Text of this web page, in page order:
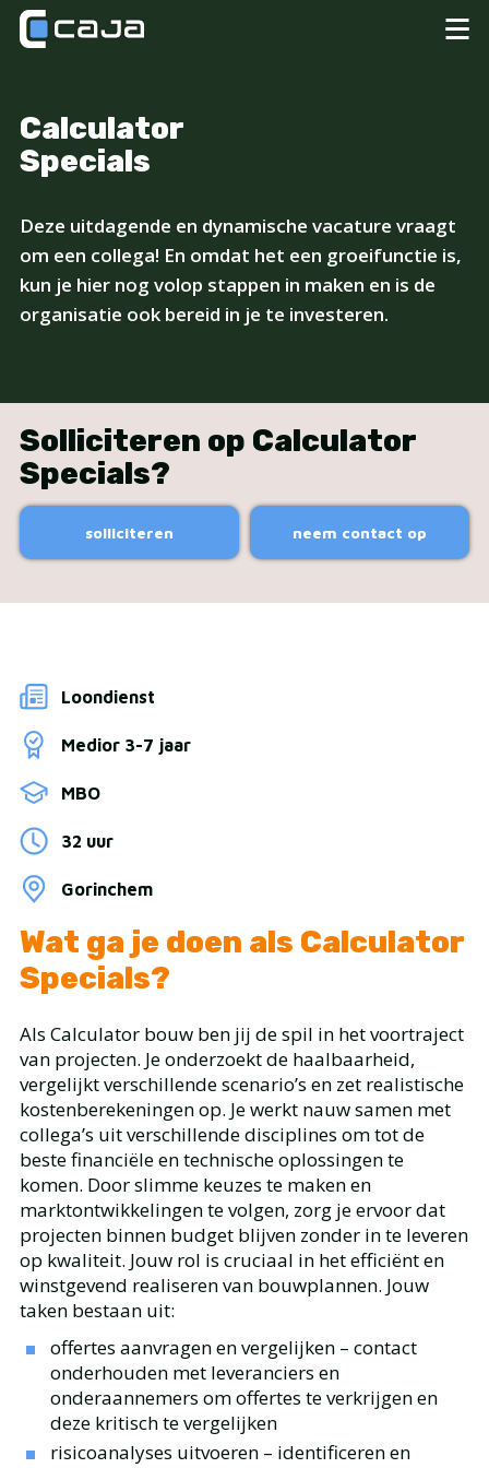
Calculator
Specials
Deze uitdagende en dynamische vacature vraagt
om een collega! En omdat het een groeifunctie is,
kun je hier nog volop stappen in maken en is de
organisatie ook bereid in je te investeren.
Solliciteren op Calculator
Specials?
solliciteren neem contact op
Wat ga je doen als Calculator
Specials?
Als Calculator bouw ben jij de spil in het voortraject
van projecten. Je onderzoekt de haalbaarheid,
vergelijkt verschillende scenario’s en zet realistische
kostenberekeningen op. Je werkt nauw samen met
collega’s uit verschillende disciplines om tot de
beste financiële en technische oplossingen te
komen. Door slimme keuzes te maken en
marktontwikkelingen te volgen, zorg je ervoor dat
projecten binnen budget blijven zonder in te leveren
op kwaliteit. Jouw rol is cruciaal in het efficiënt en
winstgevend realiseren van bouwplannen. Jouw
taken bestaan uit:
offertes aanvragen en vergelijken – contact
onderhouden met leveranciers en
onderaannemers om offertes te verkrijgen en
deze kritisch te vergelijken
risicoanalyses uitvoeren – identificeren en
Loondienst
Medior 3-7 jaar
MBO
32 uur
Gorinchem